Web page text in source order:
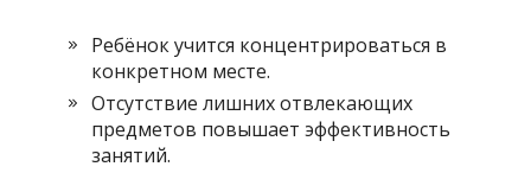
Ребёнок учится концентрироваться в
конкретном месте.
Отсутствие лишних отвлекающих
предметов повышает эффективность
занятий.